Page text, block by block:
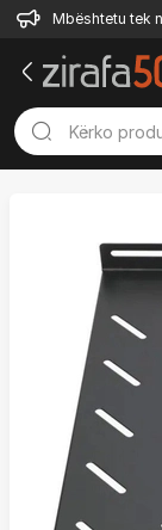
Mbështetu tek